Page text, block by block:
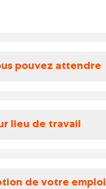
pouvez attendre
lieu de travail
de votre emploi